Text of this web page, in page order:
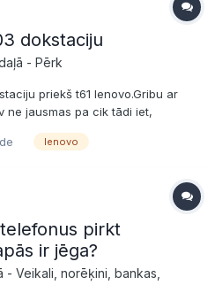
dokstaciju
- Pērk
priekš t61 lenovo.Gribu ar
ne jausmas pa cik tādi iet,
lenovo
pirkt
ir jēga?
- Veikali, norēķini, bankas,